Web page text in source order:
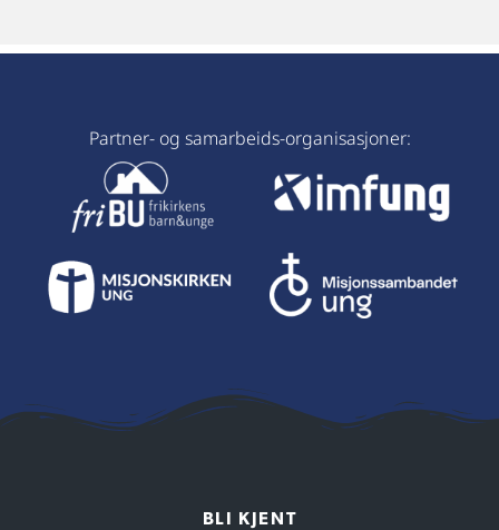
Partner- og samarbeids-organisasjoner:
BLI KJENT